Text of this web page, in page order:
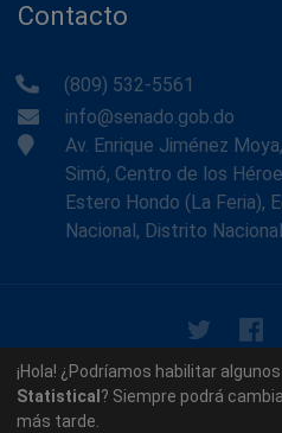
Contacto
(809) 532-5561
info@senado.gob.do
Av. Enrique Jiménez
Simó, Centro de los
Estero Hondo (La Feria),
Nacional, Distrito
© 2026 - Memoria Histórica
Dominicana. Todos los
¡Hola! ¿Podríamos habilitar
Statistical ? Siempre podrá
más tarde.